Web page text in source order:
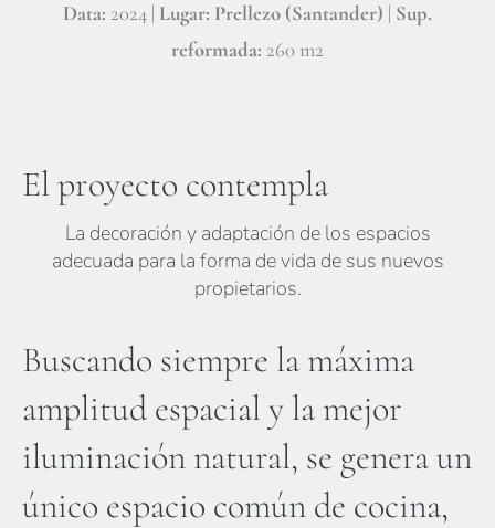
Data: 2024 | Lugar: Prellezo (Santander) Sup.
reformada: 260 m2
El proyecto contempla
La decoración y adaptación de los espacios
adecuada para la forma de vida de sus nuevos
propietarios.
Buscando siempre la máxima
amplitud espacial y la mejor
iluminación natural, se genera un
único espacio común de cocina,